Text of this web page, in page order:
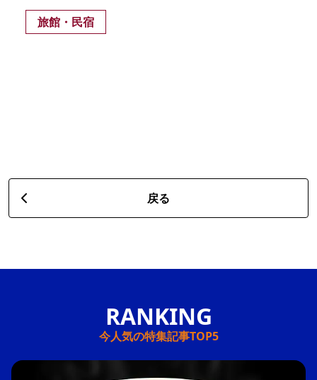
旅館・民宿
戻る
今人気の特集記事TOP5